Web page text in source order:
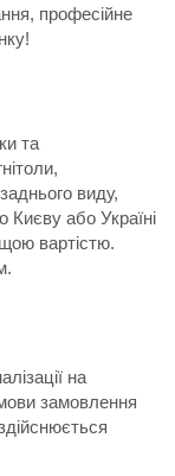
професійне
та
виду,
Києву або Україні
вартістю.
на
замовлення